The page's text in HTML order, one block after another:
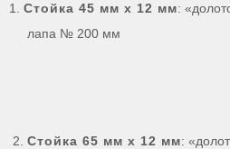
1. Стойка 45 мм х 12 мм:
лапа № 200 мм
2. Стойка 65 мм х 12 мм: